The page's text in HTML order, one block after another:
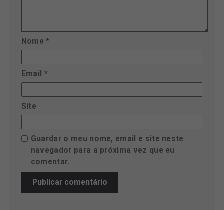
Nome*
Email *
Site
Guardar o meu nome, email e site neste
navegador para a próxima vez que eu
comentar.